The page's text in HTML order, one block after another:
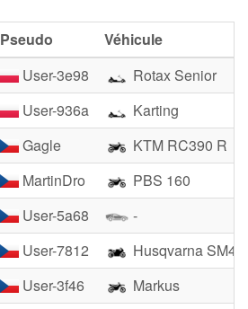
Pseudo
Véhicule
User-3e98
Rotax Senior
User-936a
Karting
Gagle
KTM RC390 R
MartinDro
PBS 160
User-5a68
-
User-7812
Husqvarna
User-3f46
Markus